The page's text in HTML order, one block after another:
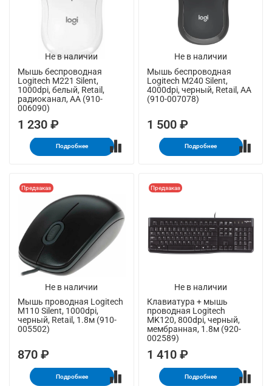
Не в наличии
Мышь беспроводная
Logitech M221 Silent,
1000dpi, белый, Retail,
радиоканал, AA (910-
006090)
1 230 ₽
Подробнее
Не в наличии
Мышь беспроводная
Logitech M240 Silent,
4000dpi, черный, Retail, AA
(910-007078)
1 500 ₽
Подробнее
Не в наличии
Предзаказ
Мышь проводная Logitech
M110 Silent, 1000dpi,
черный, Retail, 1.8м (910-
005502)
870 ₽
Подробнее
Не в наличии
Предзаказ
Клавиатура + мышь
проводная Logitech
MK120, 800dpi, черный,
мембранная, 1.8м (920-
002589)
1 410 ₽
Подробнее